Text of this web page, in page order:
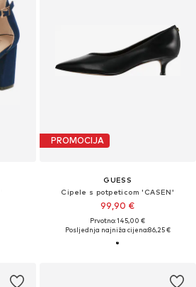
PROMOCIJA
GUESS
Cipele s potpeticom 'CASEN'
99,90 €
Prvotno: 145,00 €
Posljednja najniža cijena:86,25 €